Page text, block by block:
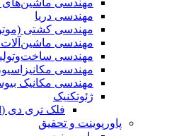
مهندسی دریا
مهندسی کشتی
مهندسی ماشین‌آلات
مهندسی
مهندسی
مهندسی مکانیک
ژئوتکنیک
فلک تری دی (flac 3d)
پاورپوینت و تحقیق